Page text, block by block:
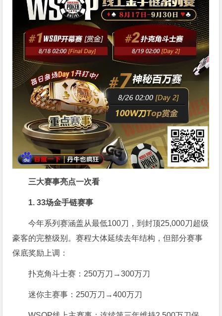
三大赛事亮点一次看
1. 33场金手链赛事
今年系列赛涵盖从最低100刀，到封顶25,000刀超级
豪客的完整级别。赛程大体延续去年结构，但部分赛事
保底奖励上调：
扑克角斗士赛：250万刀→300万刀
迷你主赛事：250万刀→400万刀